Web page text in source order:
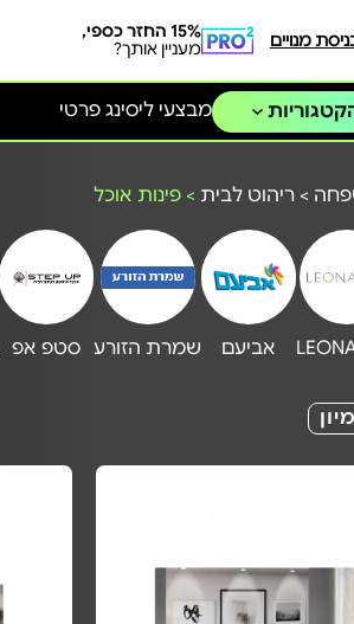
מנויים
15% החזר כספי,
מעניין אותך?
מבצעי ליסינג פרטי
> ריהוט לבית > פינות אוכל
אביעם שמרת הזורע סטפ אפ